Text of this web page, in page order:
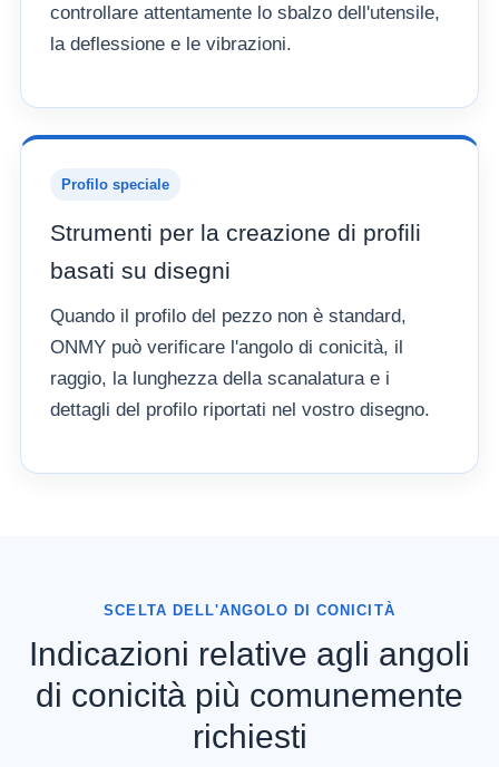
controllare attentamente lo sbalzo dell'utensile,
la deflessione e le vibrazioni.
Profilo speciale
Strumenti per la creazione di profili
basati su disegni
Quando il profilo del pezzo non è standard,
ONMY può verificare l'angolo di conicità, il
raggio, la lunghezza della scanalatura e i
dettagli del profilo riportati nel vostro disegno.
SCELTA DELL'ANGOLO DI CONICITÀ
Indicazioni relative agli angoli
di conicità più comunemente
richiesti